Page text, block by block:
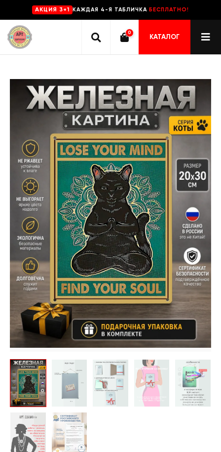
AKЦИЯ 3+1 КАЖДАЯ 4-Я ТАБЛИЧКА БЕСПЛАТНО!
0
КАТАЛОГ